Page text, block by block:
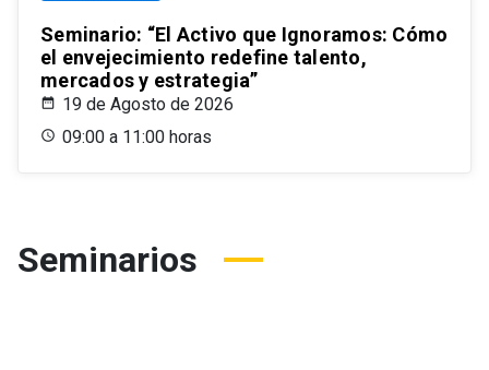
Seminario: “El Activo que Ignoramos: Cómo
el envejecimiento redefine talento,
mercados y estrategia”
19 de Agosto de 2026
09:00 a 11:00 horas
Seminarios